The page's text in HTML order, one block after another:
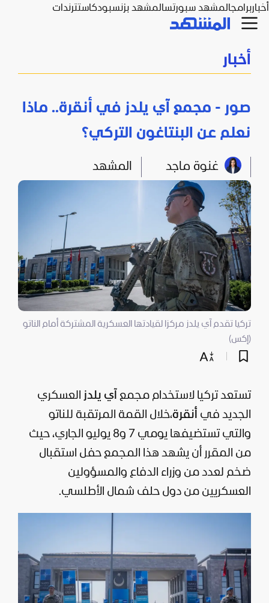
أخباربرامجالمشهد سبورتسالمشهد بزنسبودكاستترندات
أخبار
صور - مجمع آي يلدز في أنقرة.. ماذا
نعلم عن البنتاغون التركي؟
غنوة ماجد المشهد
تركيا تقدم آي يلدز مركزا لقيادتها العسكرية المشتركة أمام الناتو
(إكس)
تستعد تركيا لاستخدام مجمع آي يلدز
العسكري
الجديد في
أنقرة،خلال القمة المرتقبة للناتو
والتي تستضيفها يومي 7 و8 يوليو الجاري، حيث
من المقرر أن يشهد هذا المجمع حفل استقبال
ضخم لعدد من وزراء الدفاع والمسؤولين
العسكريين من دول حلف شمال الأطلسي.